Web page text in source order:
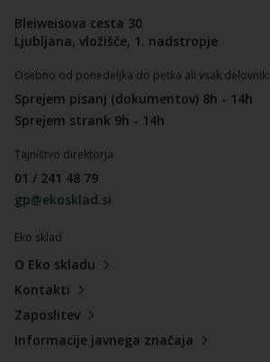
Bleiweisova cesta 30
Ljubljana, vložišče, 1. nadstropje
Osebno od ponedeljka do petka ali vsak delovnik:
Sprejem pisanj (dokumentov) 8h - 14h
Sprejem strank 9h - 14h
Tajništvo direktorja
01 / 241 48 79
gp@ekosklad.si
Eko sklad
O Eko skladu
Kontakti
Zaposlitev
Informacije javnega značaja